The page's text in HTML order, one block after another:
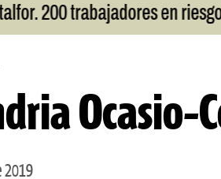
200 trabajadores en riesgo |
Ocasio-
2019